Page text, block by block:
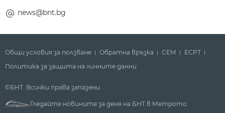
news@bnt.bg
Общи условия за ползване Обратна връзка СЕМ
ECPT
Политика за защита на личните данни
©БНТ. Всички права запазени
Гледайте новините за деня на БНТ в Метрото